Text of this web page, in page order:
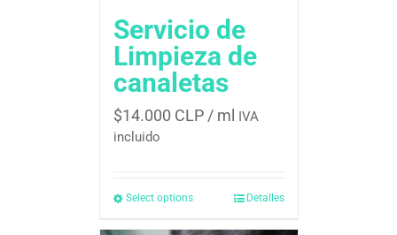
Servicio de
Limpieza de
canaletas
$14.000 CLP/ ml IVA
incluido
Select options Detalles